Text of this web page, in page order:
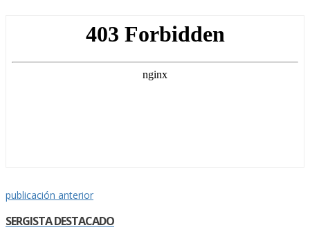
publicación anterior
SERGISTA DESTACADO